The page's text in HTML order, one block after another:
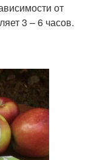
от
3 – 6 часов.